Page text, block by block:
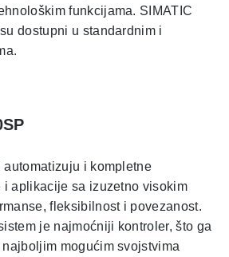
funkcijama. SIMATIC
dostupni u standardnim i
automatizuju i kompletne
i aplikacije sa izuzetno visokim
fleksibilnost i povezanost.
je najmoćniji kontroler, što ga
mogućim svojstvima